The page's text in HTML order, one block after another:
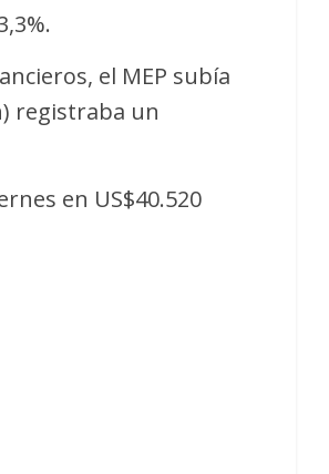
el MEP subía
registraba un
en US$40.520